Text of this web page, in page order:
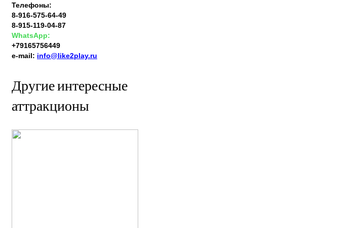
Телефоны:
8-916-575-64-49
8-915-119-04-87
WhatsApp:
+79165756449
e-mail: info@like2play.ru
Другие интересные
аттракционы